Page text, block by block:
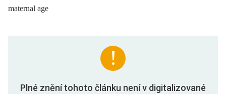
maternal age
Plné znění tohoto článku není v digitalizované